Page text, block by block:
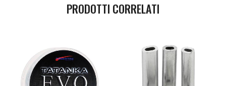
PRODOTTI CORRELATI